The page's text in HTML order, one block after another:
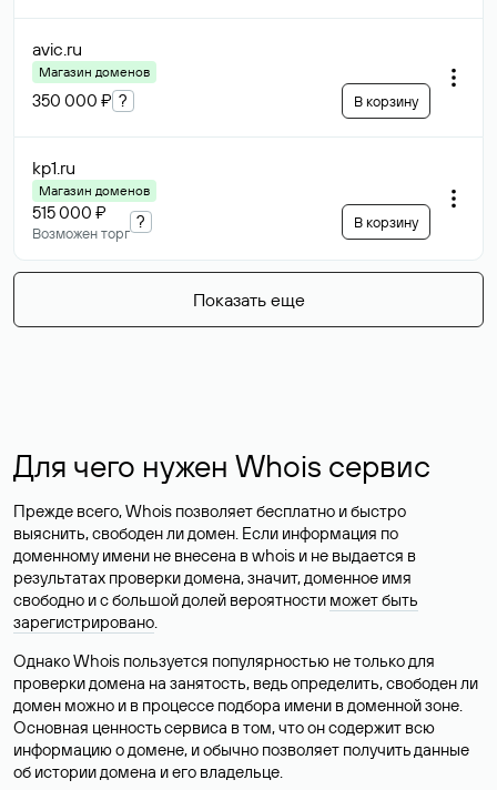
avic.ru
Магазин доменов
350 000 ₽ ? В корзину
kp1.ru
Магазин доменов
515 000 ₽
Возможен торг
? В корзину
Показать еще
Для чего нужен Whois сервис
Прежде всего, Whois позволяет бесплатно и быстро
выяснить, свободен ли домен. Если информация по
доменному имени не внесена в whois и не выдается в
результатах проверки домена, значит, доменное имя
свободно и с большой долей вероятности может быть
зарегистрировано.
Однако Whois пользуется популярностью не только для
проверки домена на занятость, ведь определить, свободен ли
домен можно и в процессе подбора имени в доменной зоне.
Основная ценность сервиса в том, что он содержит всю
информацию о домене, и обычно позволяет получить данные
об истории домена и его владельце.